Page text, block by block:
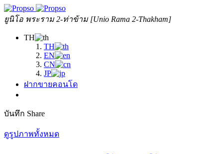
ยูนิโอ พระราม 2-ท่าข้าม [Unio Rama 2-Thakham]
TH
TH
EN
CN
JP
ฝากขายคอนโด
บันทึก Share
ดูรูปภาพทั้งหมด